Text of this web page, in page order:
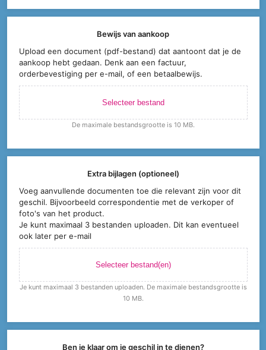
Bewijs van aankoop
Upload een document (pdf-bestand) dat aantoont dat je de
aankoop hebt gedaan. Denk aan een factuur,
orderbevestiging per e-mail, of een betaalbewijs.
Selecteer bestand
De maximale bestandsgrootte is 10 MB.
Extra bijlagen (optioneel)
Voeg aanvullende documenten toe die relevant zijn voor dit
geschil. Bijvoorbeeld correspondentie met de verkoper of
foto's van het product.
Je kunt maximaal 3 bestanden uploaden. Dit kan eventueel
ook later per e-mail
Selecteer bestand(en)
Je kunt maximaal 3 bestanden uploaden. De maximale bestandsgrootte is
10 MB.
Ben je klaar om je geschil in te dienen?